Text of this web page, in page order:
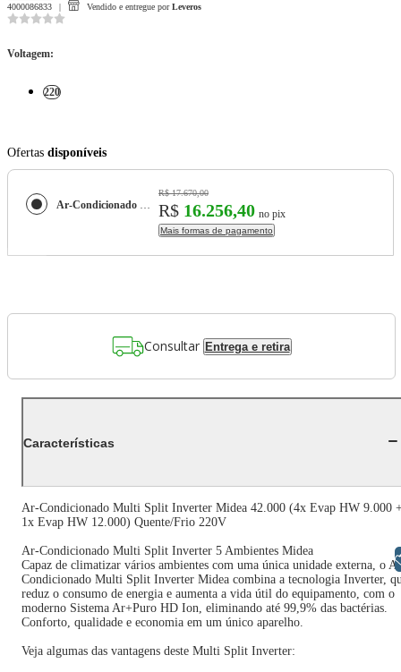
4000086833 Vendido e entregue por Leveros
Voltagem:
220
Ofertas disponíveis
Ar-Condicionado Multi Split Inverter Midea 42.000 (4x Evap HW 9.000 + 1x Evap HW 12.000) Quente/Frio 220V
R$ 17.670,00
R$ 16.256,40 no pix
Mais formas de pagamento
Consultar Entrega e retira
Características
Ar-Condicionado Multi Split Inverter Midea 42.000 (4x Evap HW 9.000
1x Evap HW 12.000) Quente/Frio 220V
Ar-Condicionado Multi Split Inverter 5 Ambientes Midea
Capaz de climatizar vários ambientes com uma única unidade externa, o
Condicionado Multi Split Inverter Midea combina a tecnologia Inverter,
reduz o consumo de energia e aumenta a vida útil do equipamento, com o
moderno Sistema Ar+Puro HD Ion, eliminando até 99,9% das bactérias.
Conforto, qualidade e economia em um único aparelho.
Veja algumas das vantagens deste Multi Split Inverter:
Libras